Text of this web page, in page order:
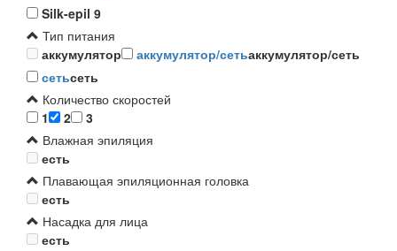
Silk-epil 9
Тип питания
аккумулятор
аккумулятор/сетьаккумулятор/сеть
сетьсеть
Количество скоростей
1
2
3
Влажная эпиляция
есть
Плавающая эпиляционная головка
есть
Насадка для лица
есть